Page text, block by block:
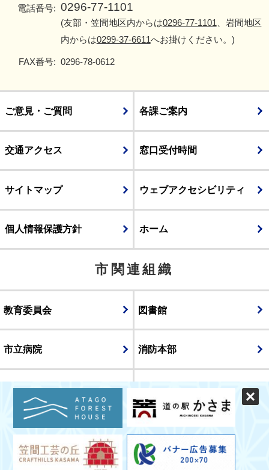
電話番号: 0296-77-1101
(友部・笠間地区内からは0296-77-1101 、岩間地区
内からは0299-37-6611へお掛けください。)
FAX番号: 0296-78-0612
ご意見・ご質問 各課ご案内
交通アクセス 窓口受付時間
サイトマップ ウェブアクセシビリティ
個人情報保護方針 ホーム
市関連組織
教育委員会 図書館
市立病院 消防本部
議会
表示 スマートフォン版 パソコン版
© CITY OF KASAMA.